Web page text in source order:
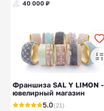
40 000 ₽
Франшиза SAL Y LIMON -
ювелирный магазин
5.0(21)